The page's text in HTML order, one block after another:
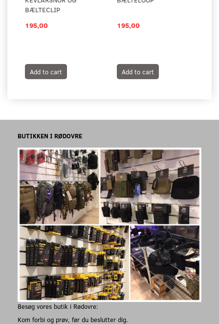
BÆLTECLIP
195,00
Add to cart
195,00
Add to cart
BUTIKKEN I RØDOVRE
Besøg vores butik i Rødovre:
Kom forbi og prøv, før du beslutter dig.